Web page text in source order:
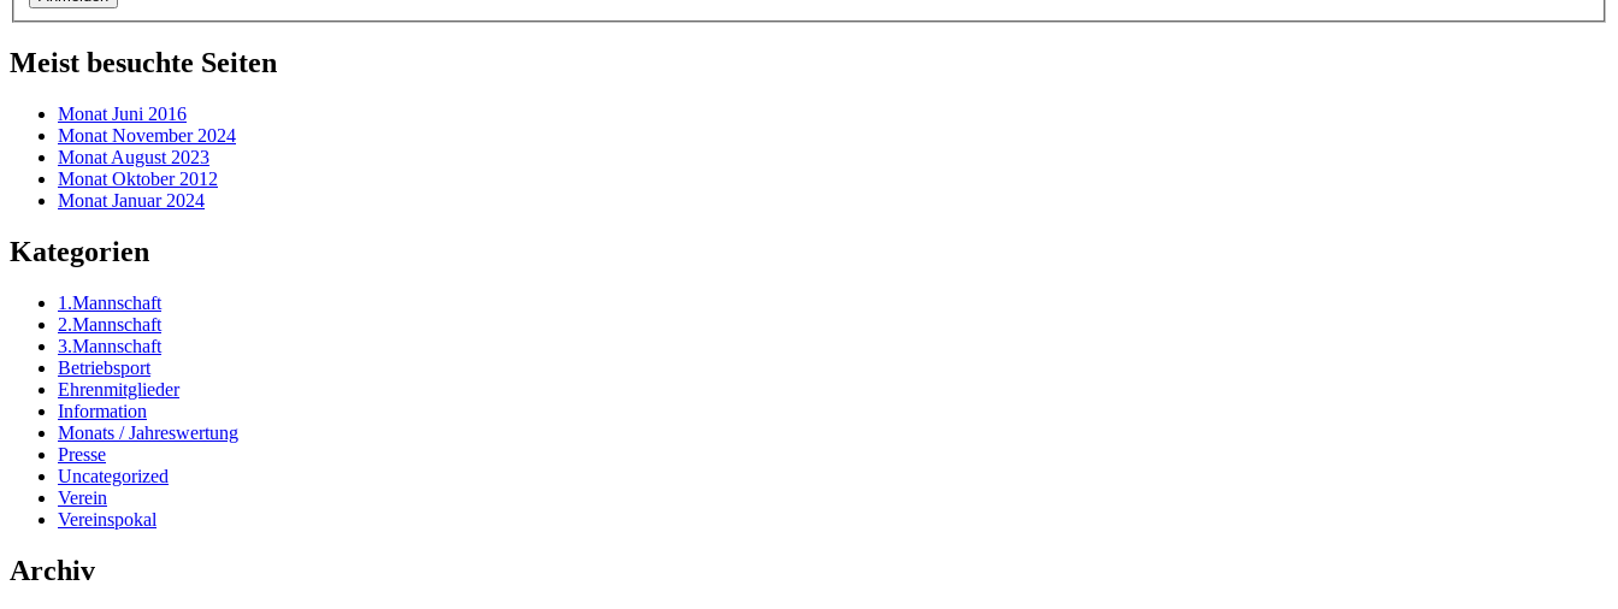
Meist besuchte Seiten
Monat Juni 2016
Monat November 2024
Monat August 2023
Monat Oktober 2012
Monat Januar 2024
Kategorien
1.Mannschaft
2.Mannschaft
3.Mannschaft
Betriebsport
Ehrenmitglieder
Information
Monats / Jahreswertung
Presse
Uncategorized
Verein
Vereinspokal
Archiv